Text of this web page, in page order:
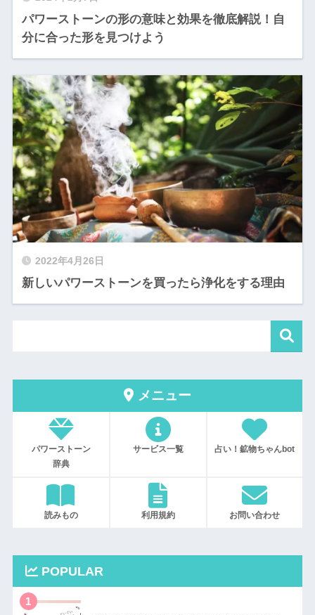
パワーストーンの形の意味と効果を徹底解説！自
分に合った形を見つけよう
2022年4月26日
新しいパワーストーンを買ったら浄化をする理由
メニュー
パワーストーン
辞典
サービス一覧 占い！鉱物ちゃんbot
読みもの 利用規約 お問い合わせ
POPULAR
1